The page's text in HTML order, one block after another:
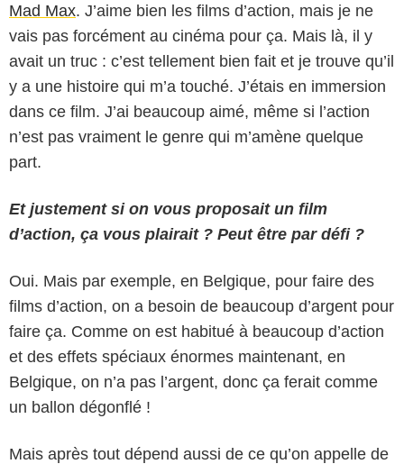
Mad Max. J’aime bien les films d’action, mais je ne
vais pas forcément au cinéma pour ça. Mais là, il y
avait un truc : c’est tellement bien fait et je trouve qu’il
y a une histoire qui m’a touché. J’étais en immersion
dans ce film. J’ai beaucoup aimé, même si l’action
n’est pas vraiment le genre qui m’amène quelque
part.
Et justement si on vous proposait un film
d’action, ça vous plairait ? Peut être par défi ?
Oui. Mais par exemple, en Belgique, pour faire des
films d’action, on a besoin de beaucoup d’argent pour
faire ça. Comme on est habitué à beaucoup d’action
et des effets spéciaux énormes maintenant, en
Belgique, on n’a pas l’argent, donc ça ferait comme
un ballon dégonflé !
Mais après tout dépend aussi de ce qu’on appelle de